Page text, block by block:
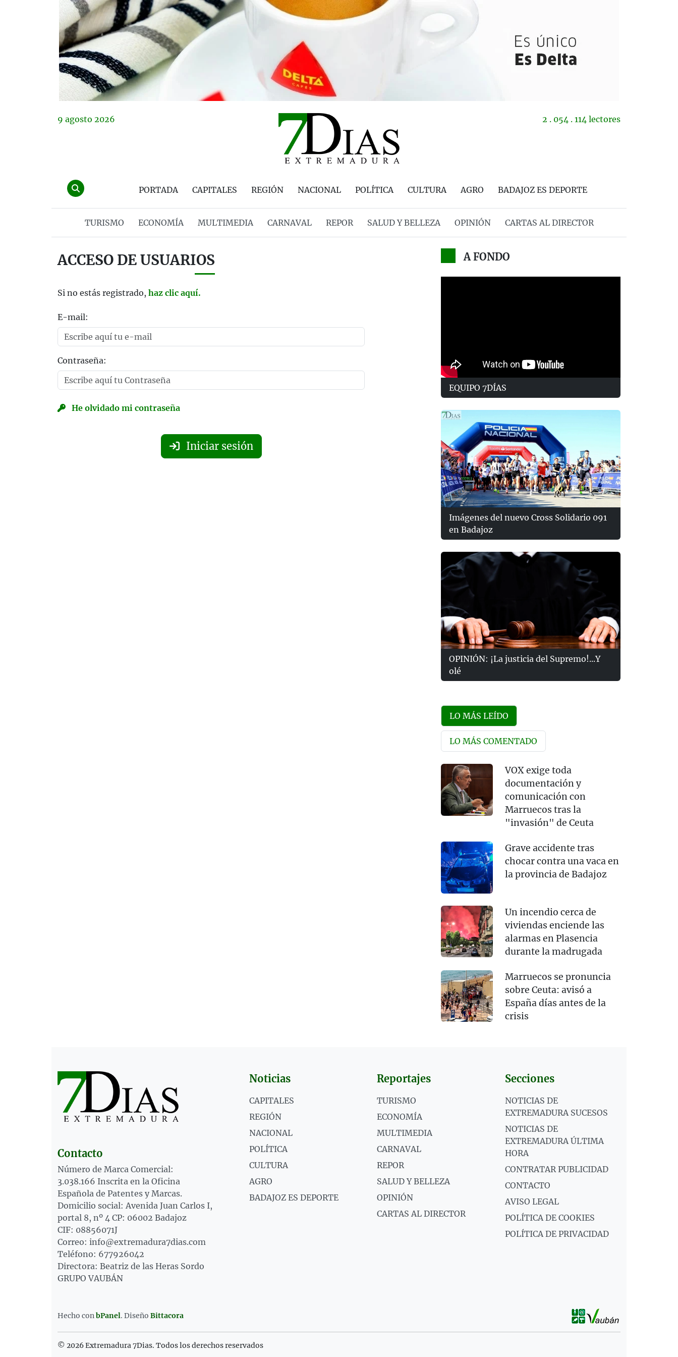
9 agosto 2026 2 . 054 . 114 lectores
PORTADA CAPITALES REGIÓN NACIONAL POLÍTICA CULTURA AGRO BADAJOZ ES DEPORTE
TURISMO ECONOMÍA MULTIMEDIA CARNAVAL REPOR SALUD Y BELLEZA OPINIÓN CARTAS AL DIRECTOR
ACCESO DE USUARIOS
Si no estás registrado, haz clic aquí.
E-mail:
Contraseña:
He olvidado mi contraseña
Iniciar sesión
A FONDO
EQUIPO 7DÍAS
Imágenes del nuevo Cross Solidario 091
en Badajoz
OPINIÓN: ¡La justicia del Supremo!...Y
olé
LO MÁS LEÍDO
LO MÁS COMENTADO
VOX exige toda
documentación y
comunicación con
Marruecos tras la
"invasión" de Ceuta
Grave accidente tras
chocar contra una vaca en
la provincia de Badajoz
Un incendio cerca de
viviendas enciende las
alarmas en Plasencia
durante la madrugada
Marruecos se pronuncia
sobre Ceuta: avisó a
España días antes de la
crisis
Contacto
Número de Marca Comercial:
3.038.166 Inscrita en la Oficina
Española de Patentes y Marcas.
Domicilio social: Avenida Juan Carlos I,
portal 8, nº 4 CP: 06002 Badajoz
CIF: 08856071J
Correo: info@extremadura7dias.com
Teléfono: 677926042
Directora: Beatriz de las Heras Sordo
GRUPO VAUBÁN
Noticias
CAPITALES
REGIÓN
NACIONAL
POLÍTICA
CULTURA
AGRO
BADAJOZ ES DEPORTE
Reportajes
TURISMO
ECONOMÍA
MULTIMEDIA
CARNAVAL
REPOR
SALUD Y BELLEZA
OPINIÓN
CARTAS AL DIRECTOR
Secciones
NOTICIAS DE
EXTREMADURA SUCESOS
NOTICIAS DE
EXTREMADURA ÚLTIMA
HORA
CONTRATAR PUBLICIDAD
CONTACTO
AVISO LEGAL
POLÍTICA DE COOKIES
POLÍTICA DE PRIVACIDAD
Hecho conbPanel. Diseño Bittacora
© 2026 Extremadura 7Dias. Todos los derechos reservados